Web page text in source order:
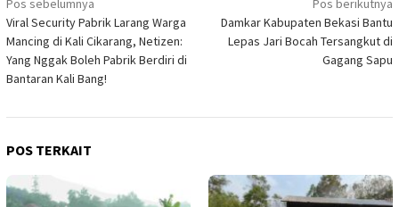
Navigasi
pos
Pos sebelumnya
Viral Security Pabrik Larang Warga
Mancing di Kali Cikarang, Netizen:
Yang Nggak Boleh Pabrik Berdiri di
Bantaran Kali Bang!
Pos berikutnya
Damkar Kabupaten Bekasi Bantu
Lepas Jari Bocah Tersangkut di
Gagang Sapu
POS TERKAIT